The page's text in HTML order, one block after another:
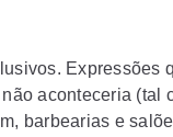
Expressões
aconteceria (tal
barbearias e